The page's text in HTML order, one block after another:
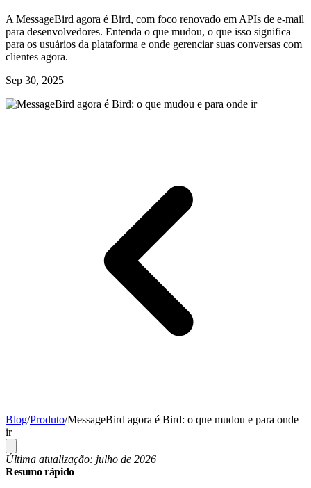
A MessageBird agora é Bird, com foco renovado em APIs de e-mail
para desenvolvedores. Entenda o que mudou, o que isso significa
para os usuários da plataforma e onde gerenciar suas conversas com
clientes agora.
Sep 30, 2025
Blog/Produto/MessageBird agora é Bird: o que mudou e para onde
ir
Última atualização: julho de 2026
Resumo rápido